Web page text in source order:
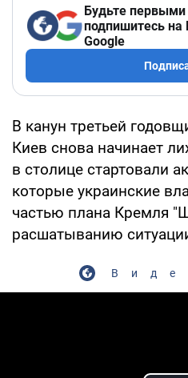
Будьте первыми
подпишитесь на
Google
В канун третьей
Киев снова начинает
в столице стартовали
которые украинские
частью плана Кремля
расшатыванию